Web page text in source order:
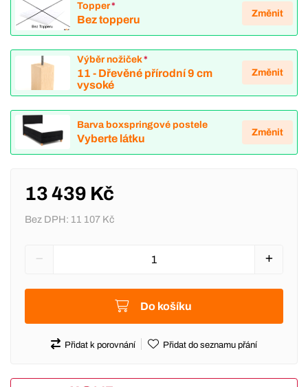
Topper*
Bez topperu
Změnit
Výběr nožiček*
11 - Dřevěné přírodní 9 cm
vysoké
Změnit
Barva boxspringové postele
Vyberte látku
Změnit
13 439 Kč
Bez DPH: 11 107 Kč
Do košíku
Přidat k porovnání Přidat do seznamu přání